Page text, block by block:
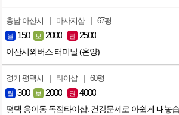
충남 아산시 | 마사지샵 | 67평
월 150 보 2000 권 2500
아산시외버스 터미널 (온양)
경기 평택시 | 타이샵 | 60평
월 300 보 2000 권 4000
평택 용이동 독점타이샵. 건강문제로 아쉽게 내놓습